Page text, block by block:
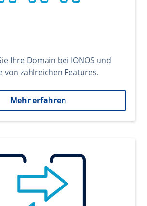
Ihre Domain bei IONOS und
von zahlreichen Features.
Mehr erfahren